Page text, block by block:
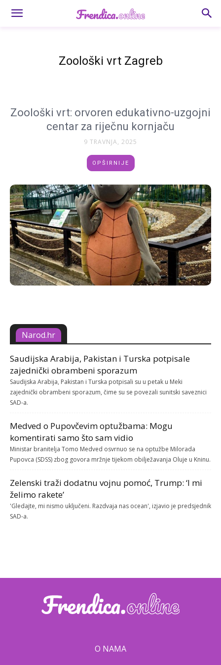
Zoološki vrt Zagreb
Zoološki vrt: orvoren edukativno-uzgojni
centar za riječnu kornjaču
9 TRAVNJA, 2025
OPŠIRNIJE
Narod.hr
Saudijska Arabija, Pakistan i Turska potpisale
zajednički obrambeni sporazum
Saudijska Arabija, Pakistan i Turska potpisali su u petak u Meki
zajednički obrambeni sporazum, čime su se povezali sunitski saveznici
SAD-a.
Medved o Pupovčevim optužbama: Mogu
komentirati samo što sam vidio
Ministar branitelja Tomo Medved osvrnuo se na optužbe Milorada
Pupovca (SDSS) zbog govora mržnje tijekom obilježavanja Oluje u Kninu.
Zelenski traži dodatnu vojnu pomoć, Trump: ‘I mi
želimo rakete’
'Gledajte, mi nismo uključeni. Razdvaja nas ocean', izjavio je predsjednik
SAD-a.
O NAMA